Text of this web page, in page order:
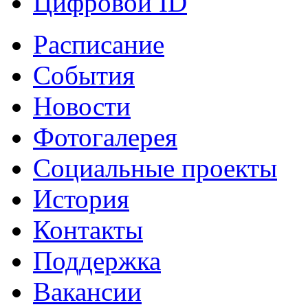
Расписание
События
Новости
Фотогалерея
Социальные проекты
История
Контакты
Поддержка
Вакансии